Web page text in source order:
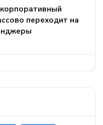
переходит на